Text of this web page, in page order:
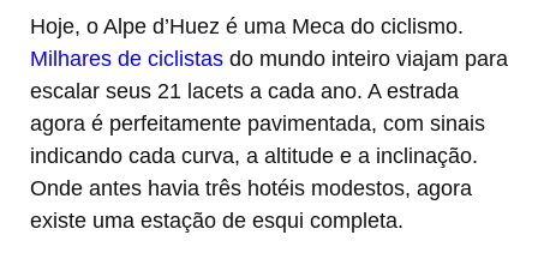
Hoje, o Alpe d’Huez é uma Meca do ciclismo.
Milhares de ciclistas do mundo inteiro viajam para
escalar seus 21 lacets a cada ano. A estrada
agora é perfeitamente pavimentada, com sinais
indicando cada curva, a altitude e a inclinação.
Onde antes havia três hotéis modestos, agora
existe uma estação de esqui completa.